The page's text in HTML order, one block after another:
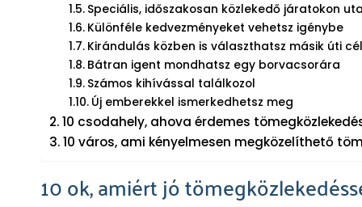
Speciális, időszakosan közlekedő járatokon
Különféle kedvezményeket vehetsz igénybe
Kirándulás közben is választhatsz másik úti
Bátran igent mondhatsz egy borvacsorára
Számos kihívással találkozol
Új emberekkel ismerkedhetsz meg
10 csodahely, ahova érdemes
10 város, ami kényelmesen megközelíthető
10 ok, amiért jó